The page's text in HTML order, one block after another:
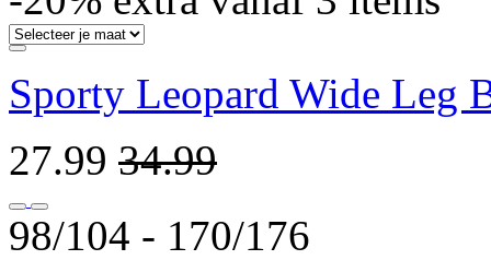
Sporty Leopard Wide Leg
27.99 34.99
98/104 ‐ 170/176